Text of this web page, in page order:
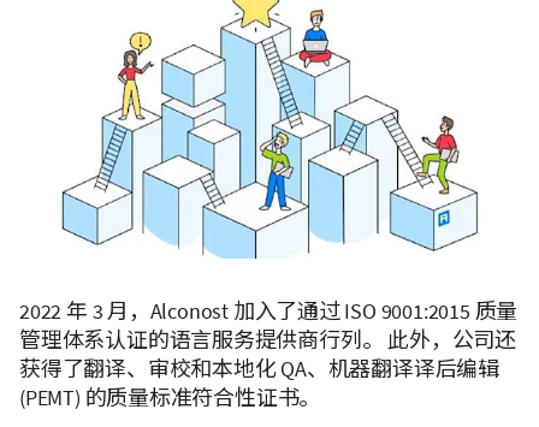
2022 年 3 月，Alconost 加入了通过 ISO 9001:2015 质量
管理体系认证的语言服务提供商行列。 此外，公司还
获得了翻译、审校和本地化 QA、机器翻译译后编辑
(PEMT) 的质量标准符合性证书。